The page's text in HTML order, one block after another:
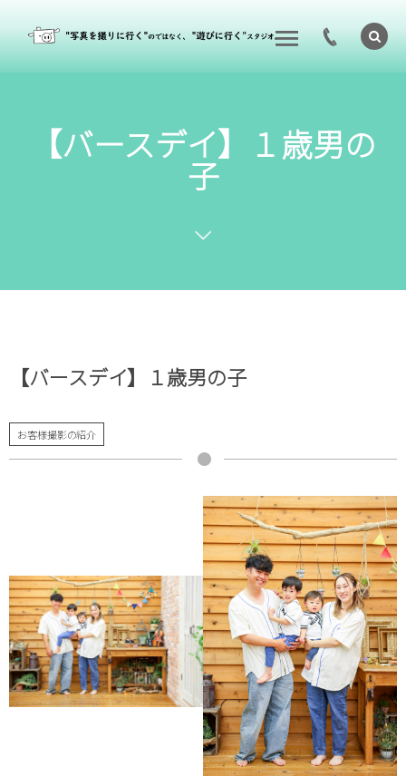
【バースデイ】１歳男の
子
【バースデイ】１歳男の子
お客様撮影の紹介